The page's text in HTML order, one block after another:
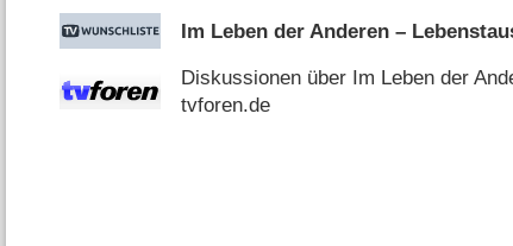
Im Leben der Anderen –
Diskussionen über Im Leben der
tvforen.de